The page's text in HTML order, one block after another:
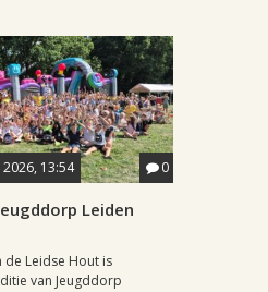
13:54 0
Leiden
de Leidse Hout is
van Jeugddorp